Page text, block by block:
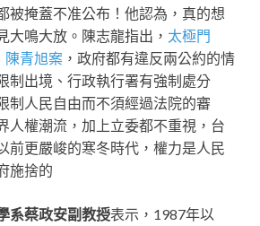
被掩蓋不准公布！他認為，真的想
大鳴大放。陳志龍指出， 太極門
陳青旭案 ，政府都有違反兩公約的情
制出境、行政執行署有強制處分
制人民自由而不須經過法院的審
人權潮流，加上立委都不重視，台
前更嚴峻的寒冬時代，權力是人民
施捨的
系蔡政安副教授表示，1987年以